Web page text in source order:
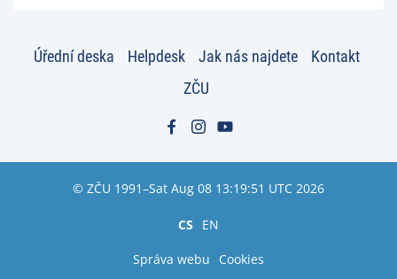
Úřední deska Helpdesk Jak nás najdete
Kontakt
ZČU
© ZČU 1991–Sat Aug 08 13:19:51 UTC 2026
CS EN
Správa webu Cookies